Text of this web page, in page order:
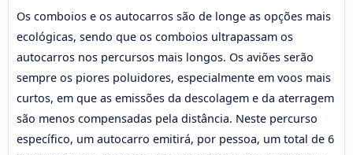
Os comboios e os autocarros são de longe as opções mais
ecológicas, sendo que os comboios ultrapassam os
autocarros nos percursos mais longos. Os aviões serão
sempre os piores poluidores, especialmente em voos mais
curtos, em que as emissões da descolagem e da aterragem
são menos compensadas pela distância. Neste percurso
específico, um autocarro emitirá, por pessoa, um total de 6